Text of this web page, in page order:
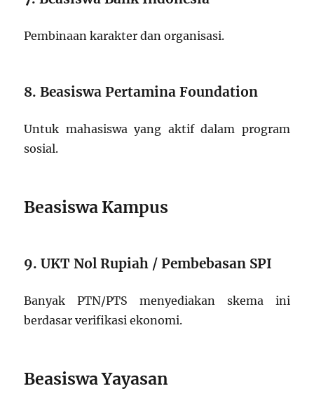
Pembinaan karakter dan organisasi.
8. Beasiswa Pertamina Foundation
Untuk mahasiswa yang aktif dalam program
sosial.
Beasiswa Kampus
9. UKT Nol Rupiah / Pembebasan SPI
Banyak PTN/PTS menyediakan skema ini
berdasar verifikasi ekonomi.
Beasiswa Yayasan